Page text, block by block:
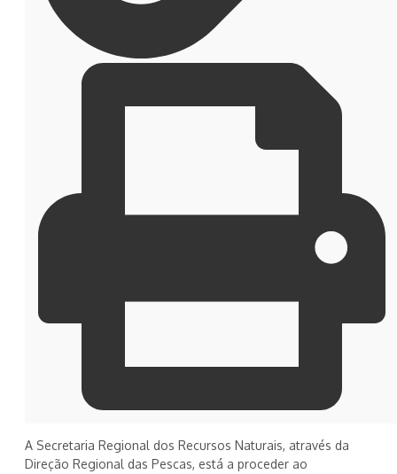
A Secretaria Regional dos Recursos Naturais, através da
Direção Regional das Pescas, está a proceder ao